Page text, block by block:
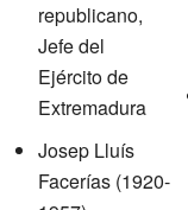
republicano,
Jefe del
Ejército de
Extremadura
Josep Lluís
Facerías (1920-